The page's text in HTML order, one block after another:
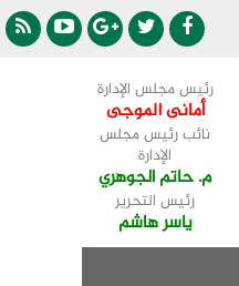
رئيس مجلس الإدارة
أمانى الموجى
نائب رئيس مجلس
الإدارة
م. حاتم الجوهري
رئيس التحرير
ياسر هاشم